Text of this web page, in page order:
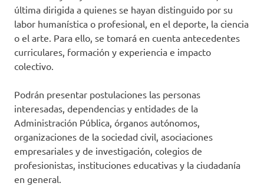
última dirigida a quienes se hayan distinguido por su
labor humanística o profesional, en el deporte, la ciencia
o el arte. Para ello, se tomará en cuenta antecedentes
curriculares, formación y experiencia e impacto
colectivo.
Podrán presentar postulaciones las personas
interesadas, dependencias y entidades de la
Administración Pública, órganos autónomos,
organizaciones de la sociedad civil, asociaciones
empresariales y de investigación, colegios de
profesionistas, instituciones educativas y la ciudadanía
en general.